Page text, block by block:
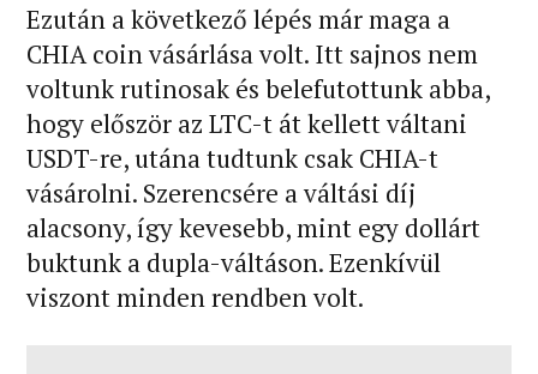
Ezután a következő lépés már maga a
CHIA coin vásárlása volt. Itt sajnos nem
voltunk rutinosak és belefutottunk abba,
hogy először az LTC-t át kellett váltani
USDT-re, utána tudtunk csak CHIA-t
vásárolni. Szerencsére a váltási díj
alacsony, így kevesebb, mint egy dollárt
buktunk a dupla-váltáson. Ezenkívül
viszont minden rendben volt.